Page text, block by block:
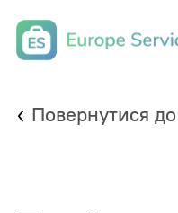
Повернутися до